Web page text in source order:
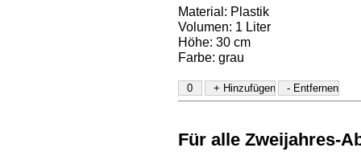
Material: Plastik
Volumen: 1 Liter
Höhe: 30 cm
Farbe: grau
Für alle Zweijahres-